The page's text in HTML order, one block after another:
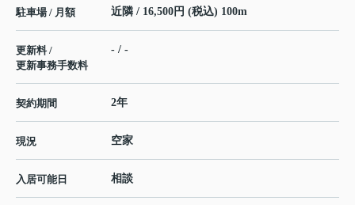
駐車場 / 月額 近隣 / 16,500円 (税込) 100m
更新料 /
更新事務手数料
- / -
契約期間 2年
現況 空家
入居可能日 相談